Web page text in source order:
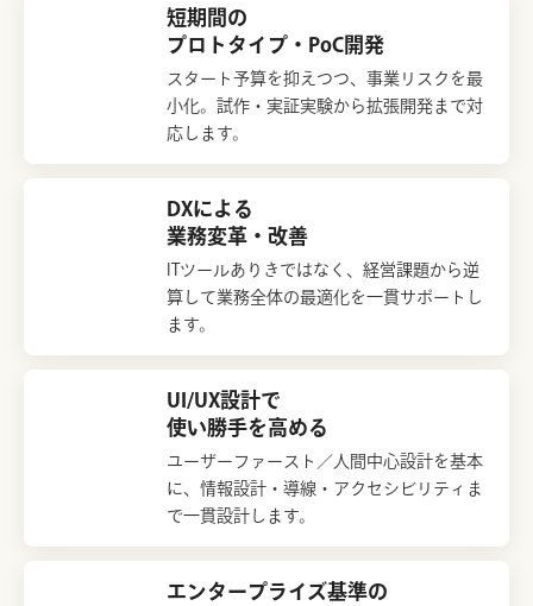
短期間の
プロトタイプ・PoC開発
スタート予算を抑えつつ、事業リスクを最
小化。試作・実証実験から拡張開発まで対
応します。
DXによる
業務変革・改善
ITツールありきではなく、経営課題から逆
算して業務全体の最適化を一貫サポートし
ます。
UI/UX設計で
使い勝手を高める
ユーザーファースト／人間中心設計を基本
に、情報設計・導線・アクセシビリティま
で一貫設計します。
エンタープライズ基準の